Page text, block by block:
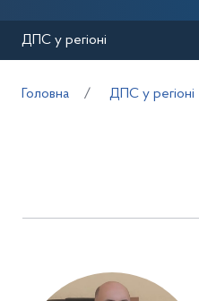
ДПС у регіоні
Головна ДПС у регіоні